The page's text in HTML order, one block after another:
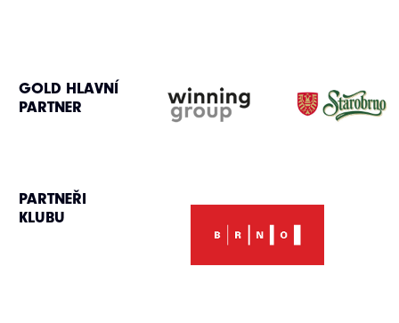
GOLD HLAVNÍ
PARTNER
PARTNEŘI
KLUBU